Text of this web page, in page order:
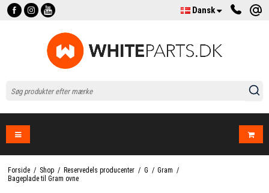
Dansk
Forside / Shop / Reservedels producenter / G / Gram /
Bageplade til Gram ovne